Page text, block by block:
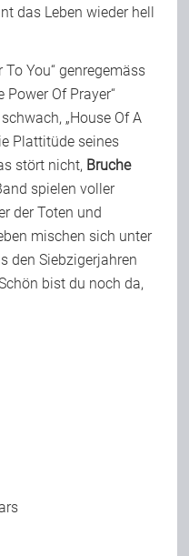
das Leben wieder hell
You“ genregemäss
Of Prayer“
„House Of A
Plattitüde seines
stört nicht, Bruche
spielen voller
der Toten und
mischen sich unter
den Siebzigerjahren
bist du noch da,